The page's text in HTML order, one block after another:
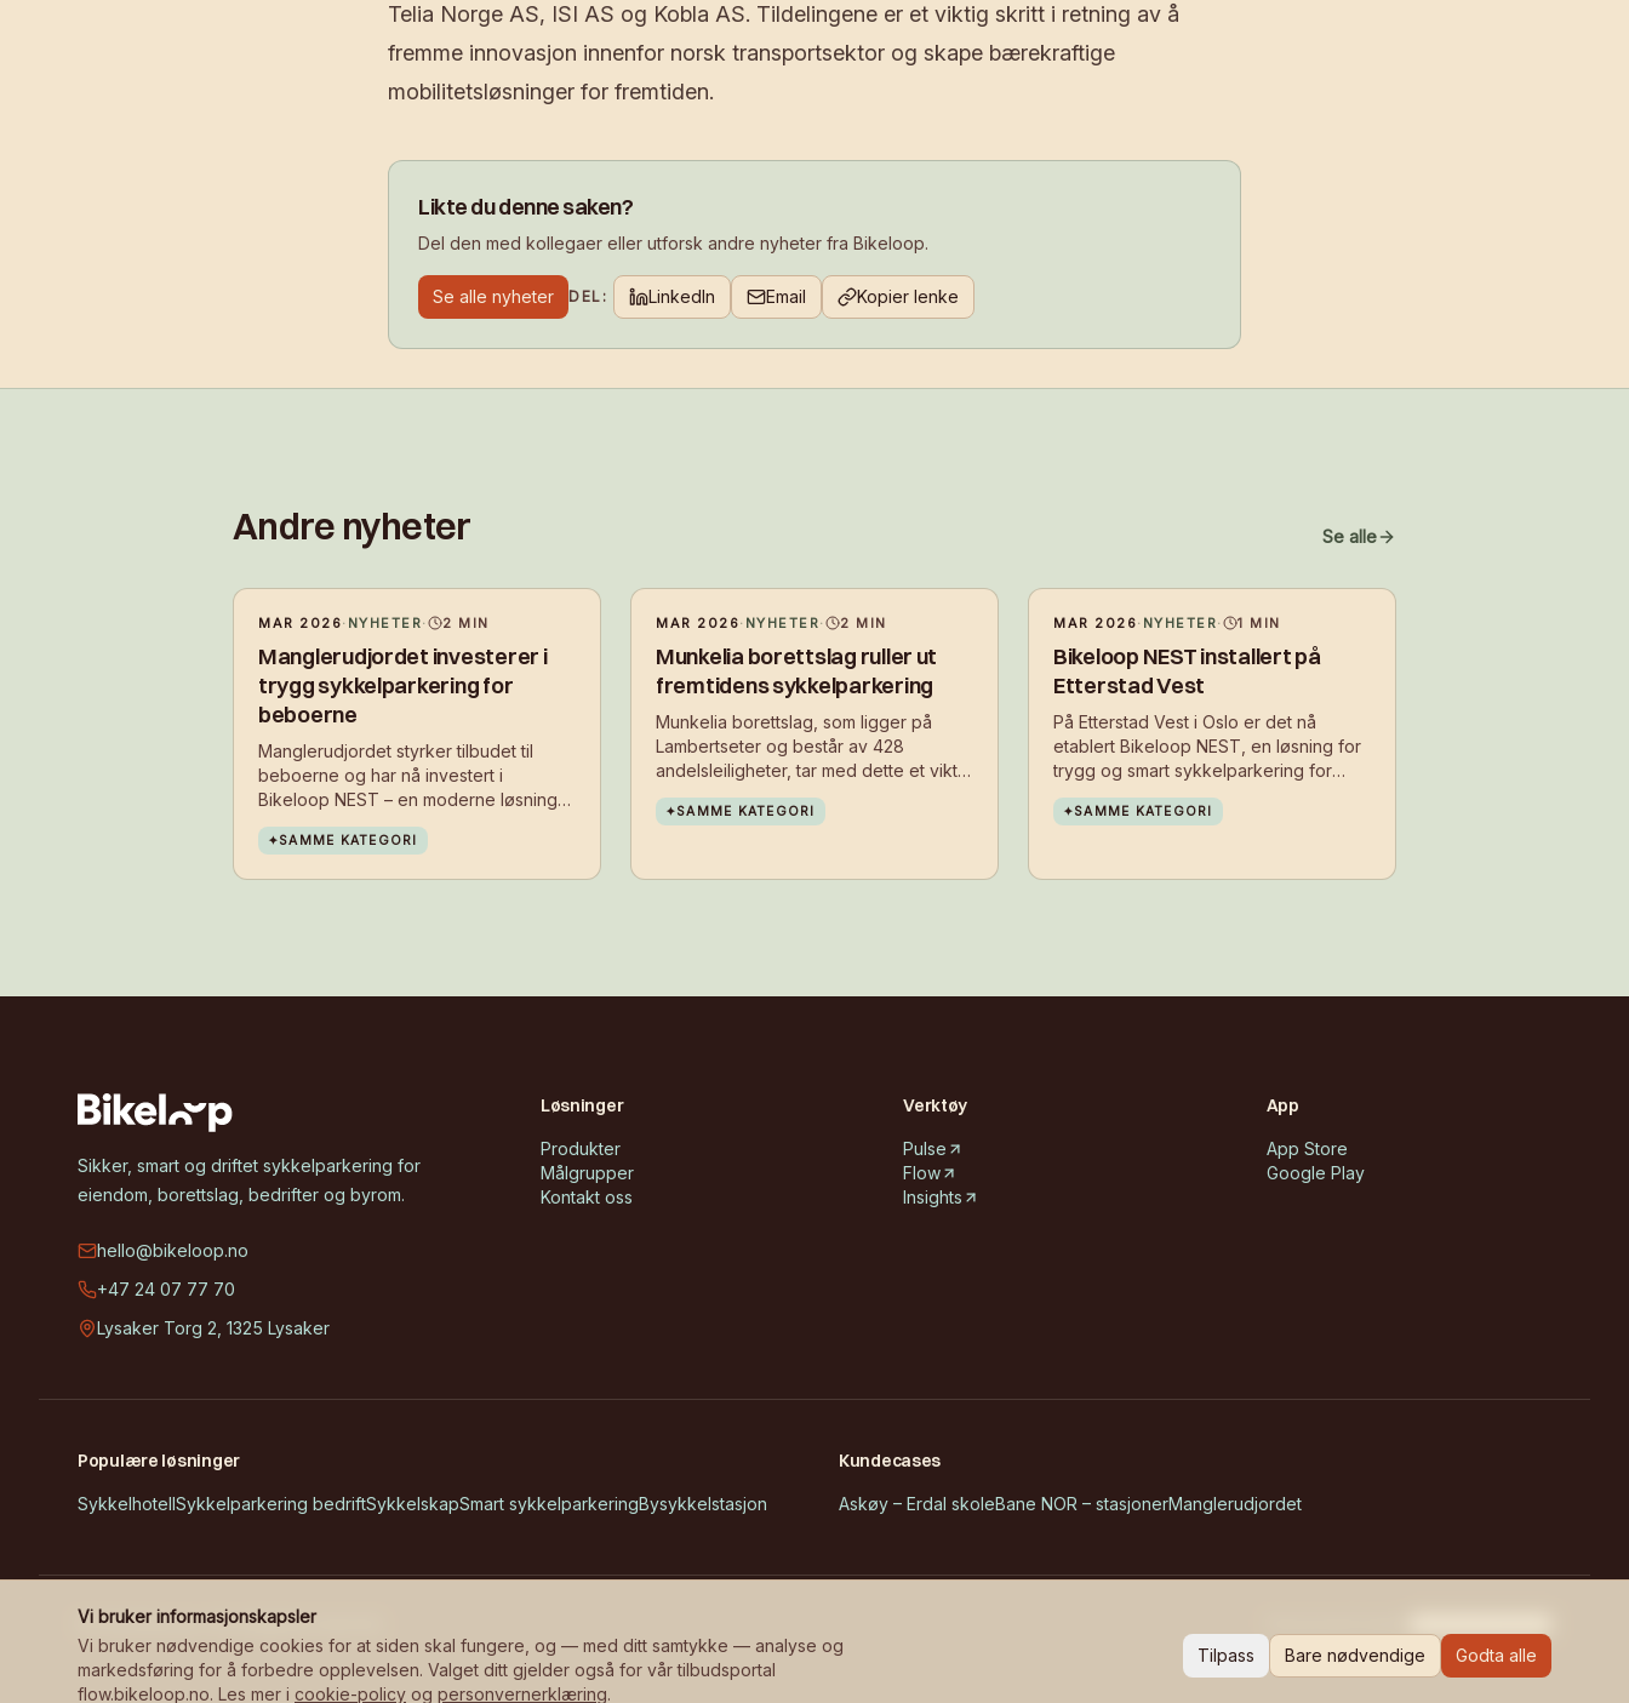
Telia Norge AS, ISI AS og Kobla AS. Tildelingene er et viktig skritt i retning av å
fremme innovasjon innenfor norsk transportsektor og skape bærekraftige
mobilitetsløsninger for fremtiden.
Likte du denne saken?
Del den med kollegaer eller utforsk andre nyheter fra Bikeloop.
Se alle nyheter DEL: LinkedIn Email Kopier lenke
Andre nyheter Se alle
MAR 2026· NYHETER· 2 MIN
Manglerudjordet investerer i
trygg sykkelparkering for
beboerne
Manglerudjordet styrker tilbudet til
beboerne og har nå investert i
Bikeloop NEST – en moderne løsning
for sikker og brukervennlig
sykkelparkering. Tiltaket skal gjøre det
✦SAMME KATEGORI
MAR 2026· NYHETER· 2 MIN
Munkelia borettslag ruller ut
fremtidens sykkelparkering
Munkelia borettslag, som ligger på
Lambertseter og består av 428
andelsleiligheter, tar med dette et viktig
steg mot å gjøre det enklere og
tryggere for beboere å velge sykkelen
✦SAMME KATEGORI
MAR 2026· NYHETER· 1 MIN
Bikeloop NEST installert på
Etterstad Vest
På Etterstad Vest i Oslo er det nå
etablert Bikeloop NEST, en løsning for
trygg og smart sykkelparkering for
beboerne i boligområdet. Med
installasjonen får beboerne et sikkert
✦SAMME KATEGORI
Sikker, smart og driftet sykkelparkering for
eiendom, borettslag, bedrifter og byrom.
hello@bikeloop.no
+47 24 07 77 70
Lysaker Torg 2, 1325 Lysaker
Løsninger
Produkter
Målgrupper
Kontakt oss
Verktøy
Pulse
Flow
Insights
App
App Store
Google Play
Populære løsninger
SykkelhotellSykkelparkering bedriftSykkelskapSmart sykkelparkeringBysykkelstasjon
Kundecases
Askøy – Erdal skoleBane NOR – stasjonerManglerudjordet
© 2026Bikeloop.Alle rettigheter reservert.
Vi bruker informasjonskapsler
Vi bruker nødvendige cookies for at siden skal fungere, og — med ditt samtykke — analyse og
markedsføring for å forbedre opplevelsen. Valget ditt gjelder også for vår tilbudsportal
flow.bikeloop.no. Les mer i cookie-policy og personvernerklæring.
Tilpass Bare nødvendige Godta alle